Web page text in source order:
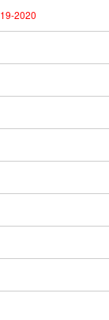
2020